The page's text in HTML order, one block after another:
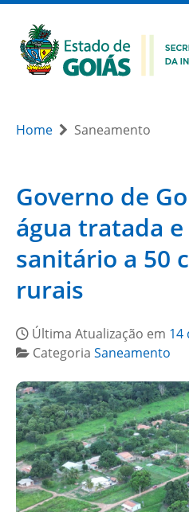
Home Saneamento
Governo de
água tratada
sanitário a 50
rurais
Última Atualização em 14
Categoria Saneamento